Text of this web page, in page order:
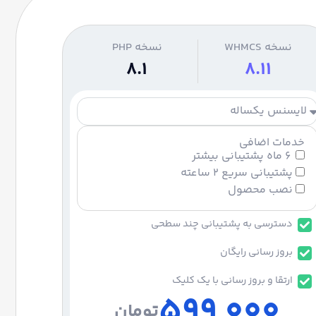
نسخه WHMCS
8.11
نسخه PHP
8.1
خدمات اضافی
پشتیبانی سریع ۲ ساعته
نصب محصول
دسترسی به پشتیبانی چند سطحی
بروز رسانی رایگان
ارتقا و بروز رسانی با یک کلیک